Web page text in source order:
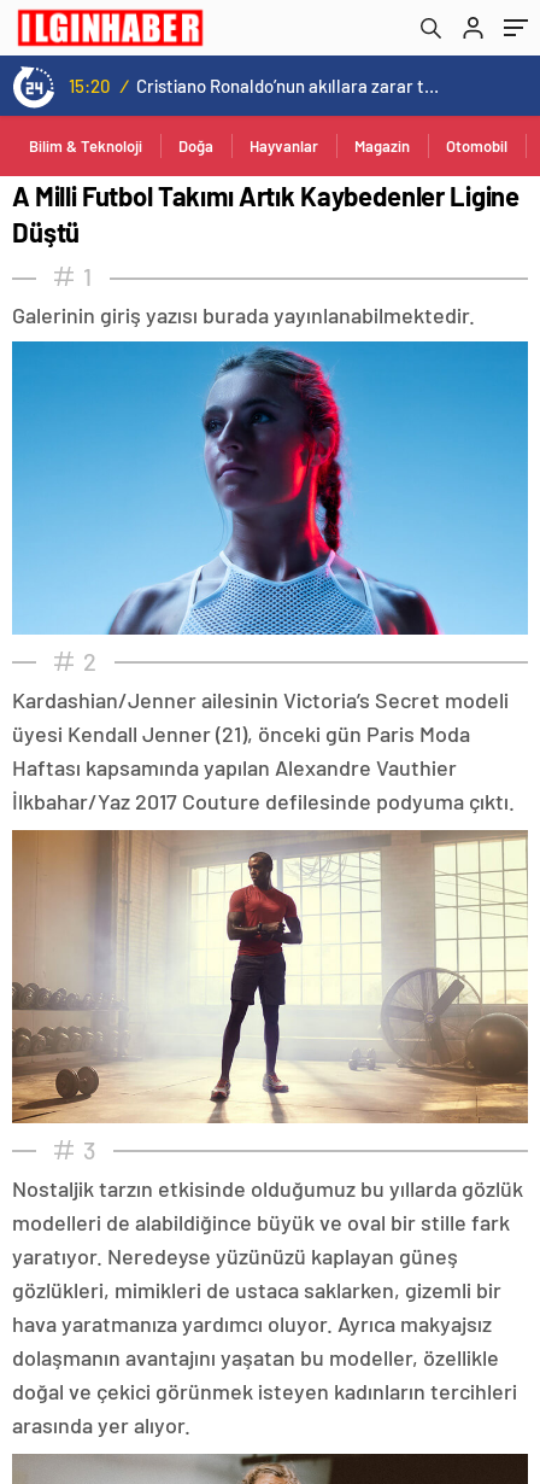
15:20 / Cristiano Ronaldo’nun akıllara zarar tüm kariyerinin istatistiğini çıkardık !
Bilim & Teknoloji Doğa Hayvanlar Magazin Otomobil
A Milli Futbol Takımı Artık Kaybedenler Ligine
Düştü
1
Galerinin giriş yazısı burada yayınlanabilmektedir.
2
Kardashian/Jenner ailesinin Victoria’s Secret modeli
üyesi Kendall Jenner (21), önceki gün Paris Moda
Haftası kapsamında yapılan Alexandre Vauthier
İlkbahar/Yaz 2017 Couture defilesinde podyuma çıktı.
3
Nostaljik tarzın etkisinde olduğumuz bu yıllarda gözlük
modelleri de alabildiğince büyük ve oval bir stille fark
yaratıyor. Neredeyse yüzünüzü kaplayan güneş
gözlükleri, mimikleri de ustaca saklarken, gizemli bir
hava yaratmanıza yardımcı oluyor. Ayrıca makyajsız
dolaşmanın avantajını yaşatan bu modeller, özellikle
doğal ve çekici görünmek isteyen kadınların tercihleri
arasında yer alıyor.